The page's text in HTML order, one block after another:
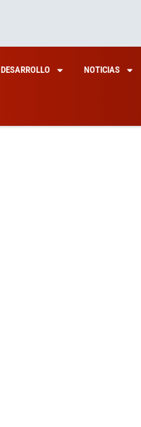
DESARROLLO NOTICIAS